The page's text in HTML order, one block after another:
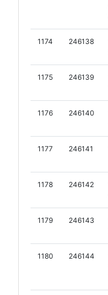
1174 246138
1175 246139
1176 246140
1177 246141
1178 246142
1179 246143
1180 246144